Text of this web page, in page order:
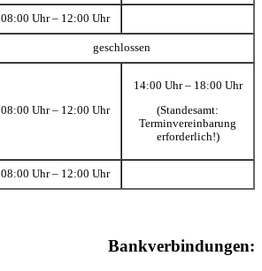
08:00 Uhr – 12:00 Uhr
geschlossen
08:00 Uhr – 12:00 Uhr
14:00 Uhr – 18:00 Uhr
(Standesamt:
Terminvereinbarung
erforderlich!)
08:00 Uhr – 12:00 Uhr
Bankverbindungen: